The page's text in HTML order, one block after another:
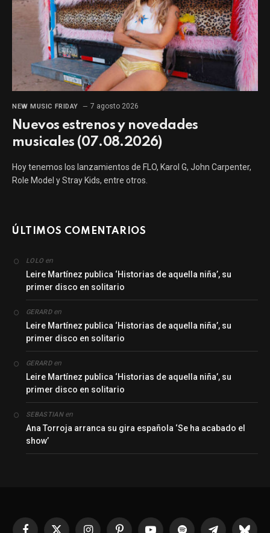
NEW MUSIC FRIDAY 7 agosto 2026
Nuevos estrenos y novedades
musicales (07.08.2026)
Hoy tenemos los lanzamientos de FLO, Karol G, John Carpenter,
Role Model y Stray Kids, entre otros.
ÚLTIMOS COMENTARIOS
LOLO en
Leire Martínez publica ‘Historias de aquella niña’, su
primer disco en solitario
GERARDen
Leire Martínez publica ‘Historias de aquella niña’, su
primer disco en solitario
GERARDen
Leire Martínez publica ‘Historias de aquella niña’, su
primer disco en solitario
SEBASTIANen
Ana Torroja arranca su gira española ‘Se ha acabado el
show’